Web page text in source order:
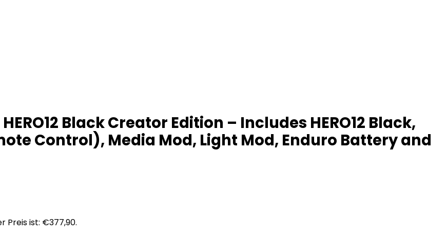
Black Creator Edition – Includes HERO12 Black,
Control), Media Mod, Light Mod, Enduro Battery and
Preis ist: €377,90.